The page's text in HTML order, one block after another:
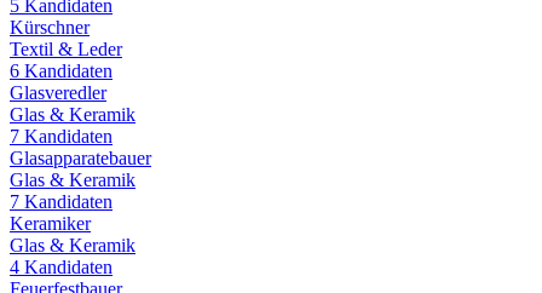
5 Kandidaten
Kürschner
Textil & Leder
6 Kandidaten
Glasveredler
Glas & Keramik
7 Kandidaten
Glasapparatebauer
Glas & Keramik
7 Kandidaten
Keramiker
Glas & Keramik
4 Kandidaten
Feuerfestbauer